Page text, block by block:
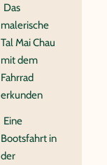
Das
malerische
Tal Mai Chau
mit dem
Fahrrad
erkunden
Eine
Bootsfahrt in
der